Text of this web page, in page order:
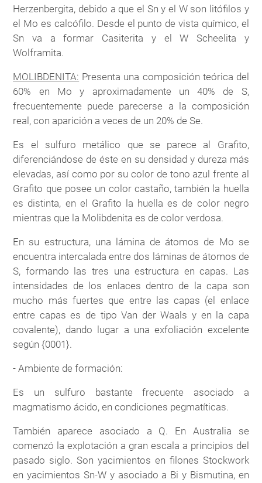
Herzenbergita, debido a que el Sn y el W son litófilos y
el Mo es calcófilo. Desde el punto de vista químico, el
Sn va a formar Casiterita y el W Scheelita y
Wolframita.
MOLIBDENITA: Presenta una composición teórica del
60% en Mo y aproximadamente un 40% de S,
frecuentemente puede parecerse a la composición
real, con aparición a veces de un 20% de Se.
Es el sulfuro metálico que se parece al Grafito,
diferenciándose de éste en su densidad y dureza más
elevadas, así como por su color de tono azul frente al
Grafito que posee un color castaño, también la huella
es distinta, en el Grafito la huella es de color negro
mientras que la Molibdenita es de color verdosa.
En su estructura, una lámina de átomos de Mo se
encuentra intercalada entre dos láminas de átomos de
S, formando las tres una estructura en capas. Las
intensidades de los enlaces dentro de la capa son
mucho más fuertes que entre las capas (el enlace
entre capas es de tipo Van der Waals y en la capa
covalente), dando lugar a una exfoliación excelente
según {0001}.
- Ambiente de formación:
Es un sulfuro bastante frecuente asociado a
magmatismo ácido, en condiciones pegmatíticas.
También aparece asociado a Q. En Australia se
comenzó la explotación a gran escala a principios del
pasado siglo. Son yacimientos en filones Stockwork
en yacimientos Sn-W y asociado a Bi y Bismutina, en